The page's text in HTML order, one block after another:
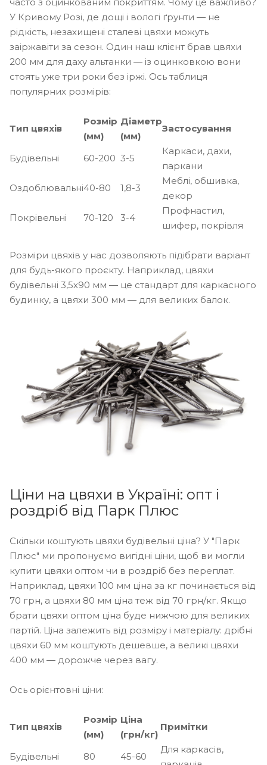
У Кривому Розі, де дощі і вологі ґрунти — не
рідкість, незахищені сталеві цвяхи можуть
заіржавіти за сезон. Один наш клієнт брав цвяхи
200 мм для даху альтанки — із оцинковкою вони
стоять уже три роки без іржі. Ось таблиця
популярних розмірів:
Тип цвяхів
Розмір
(мм)
Діаметр
(мм)
Застосування
Будівельні 60-200 3-5
Каркаси, дахи,
паркани
Оздоблювальні40-80 1,8-3
Меблі, обшивка,
декор
Покрівельні
70-120 3-4
Профнастил,
шифер, покрівля
Розміри цвяхів у нас дозволяють підібрати варіант
для будь-якого проєкту. Наприклад, цвяхи
будівельні 3,5х90 мм — це стандарт для каркасного
будинку, а цвяхи 300 мм — для великих балок.
Ціни на цвяхи в Україні: опт і
роздріб від Парк Плюс
Скільки коштують цвяхи будівельні ціна? У "Парк
Плюс" ми пропонуємо вигідні ціни, щоб ви могли
купити цвяхи оптом чи в роздріб без переплат.
Наприклад, цвяхи 100 мм ціна за кг починається від
70 грн, а цвяхи 80 мм ціна теж від 70 грн/кг. Якщо
брати цвяхи оптом ціна буде нижчою для великих
партій. Ціна залежить від розміру і матеріалу: дрібні
цвяхи 60 мм коштують дешевше, а великі цвяхи
400 мм — дорожче через вагу.
Ось орієнтовні ціни:
Тип цвяхів
Розмір
(мм)
Ціна
(грн/кг)
Примітки
Будівельні 80 45-60
Для каркасів,